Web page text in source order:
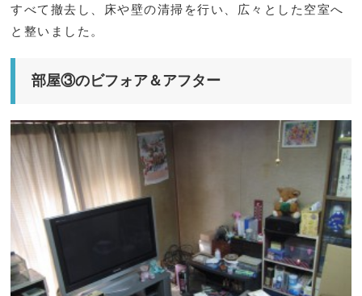
すべて撤去し、床や壁の清掃を行い、広々とした空室へ
と整いました。
部屋③のビフォア＆アフター